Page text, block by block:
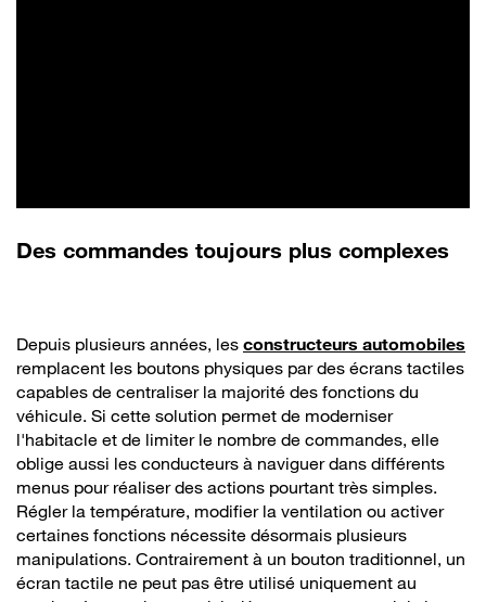
Des commandes toujours plus complexes
Depuis plusieurs années, les constructeurs automobiles
remplacent les boutons physiques par des écrans tactiles
capables de centraliser la majorité des fonctions du
véhicule. Si cette solution permet de moderniser
l'habitacle et de limiter le nombre de commandes, elle
oblige aussi les conducteurs à naviguer dans différents
menus pour réaliser des actions pourtant très simples.
Régler la température, modifier la ventilation ou activer
certaines fonctions nécessite désormais plusieurs
manipulations. Contrairement à un bouton traditionnel, un
écran tactile ne peut pas être utilisé uniquement au